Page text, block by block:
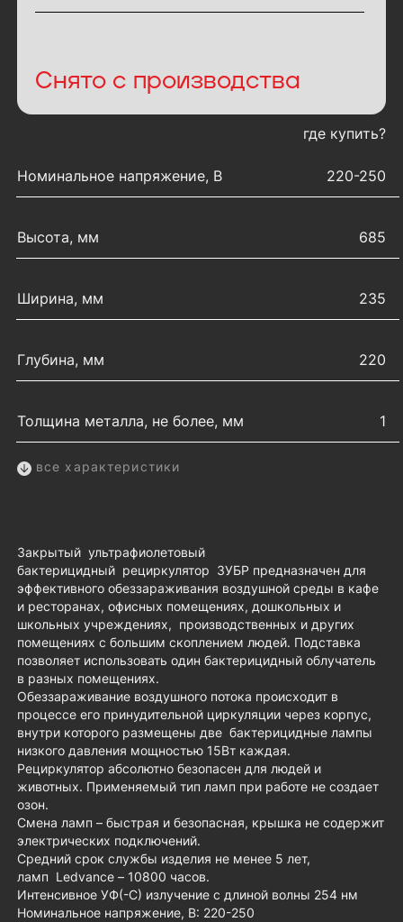
Снято с производства
где купить?
Номинальное напряжение, В
220-250
Высота, мм 685
Ширина, мм 235
Глубина, мм 220
Толщина металла, не более, мм 1
все характеристики
Закрытый ультрафиолетовый
бактерицидный рециркулятор ЗУБР предназначен для
эффективного обеззараживания воздушной среды в кафе
и ресторанах, офисных помещениях, дошкольных и
школьных учреждениях, производственных и других
помещениях с большим скоплением людей. Подставка
позволяет использовать один бактерицидный облучатель
в разных помещениях.
Обеззараживание воздушного потока происходит в
процессе его принудительной циркуляции через корпус,
внутри которого размещены две бактерицидные лампы
низкого давления мощностью 15Вт каждая.
Рециркулятор абсолютно безопасен для людей и
животных. Применяемый тип ламп при работе не создает
озон.
Смена ламп – быстрая и безопасная, крышка не содержит
электрических подключений.
Средний срок службы изделия не менее 5 лет,
ламп Ledvance – 10800 часов.
Интенсивное УФ(-С) излучение с длиной волны 254 нм
Номинальное напряжение, В: 220-250